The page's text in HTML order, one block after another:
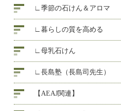
∟季節の石けん＆アロマ
∟暮らしの質を高める
∟母乳石けん
∟長島塾（長島司先生）
【AEAJ関連】